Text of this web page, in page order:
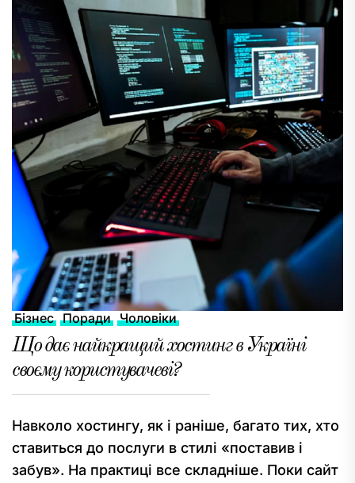
Бізнес Поради Чоловіки
Що дає найкращий хостинг в Україні
своєму користувачеві?
Навколо хостингу, як і раніше, багато тих, хто
ставиться до послуги в стилі «поставив і
забув». На практиці все складніше. Поки сайт